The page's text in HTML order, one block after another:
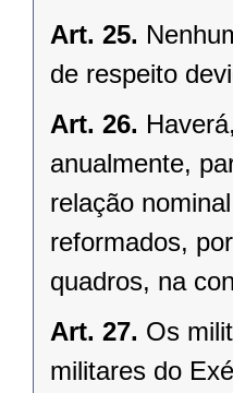
Art. 25.
de respeito
Art. 26.
anualmente,
relação
reformados,
quadros, na
Art. 27. Os
militares do